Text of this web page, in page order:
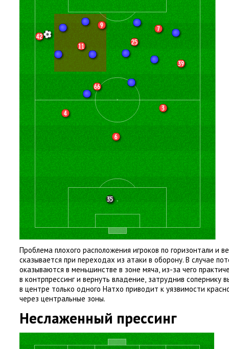
Проблема плохого расположения игроков по горизонтали и
сказывается при переходах из атаки в оборону. В случае
оказываются в меньшинстве в зоне мяча, из-за чего
в контрпрессинг и вернуть владение, затруднив сопернику
в центре только одного Натхо приводит к уязвимости
через центральные зоны.
Неслаженный прессинг